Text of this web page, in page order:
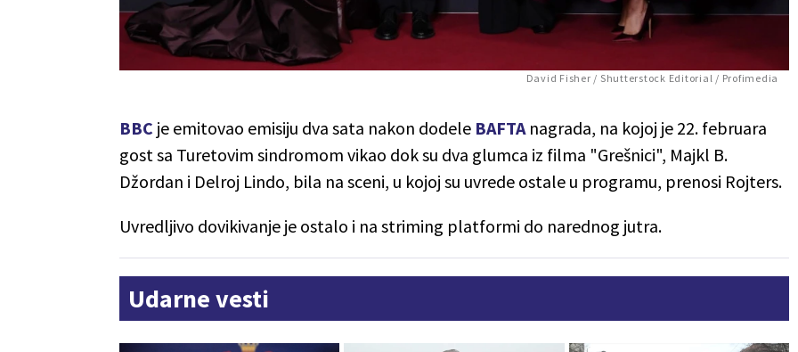
David Fisher / Shutterstock Editorial / Profimedia
BBC je emitovao emisiju dva sata nakon dodele BAFTAnagrada, na kojoj je 22. februara
gost sa Turetovim sindromom vikao dok su dva glumca iz filma "Grešnici", Majkl B.
Džordan i Delroj Lindo, bila na sceni, u kojoj su uvrede ostale u programu, prenosi Rojters.
Uvredljivo dovikivanje je ostalo i na striming platformi do narednog jutra.
Udarne vesti